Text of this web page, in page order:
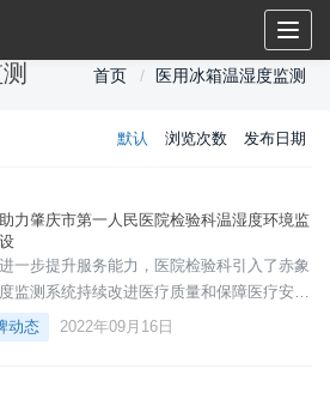
首页 医用冰箱温湿度监测
默认 浏览次数 发布日期
力肇庆市第一人民医院检验科温湿度环境监
一步提升服务能力，医院检验科引入了赤象
监测系统持续改进医疗质量和保障医疗安
化医疗环境，打造服务品牌，为人民群众提
、高效、安全、便捷和经济的医疗服务。
动态 2022年09月16日